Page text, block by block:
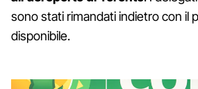
sono stati rimandati indietro con il
disponibile.